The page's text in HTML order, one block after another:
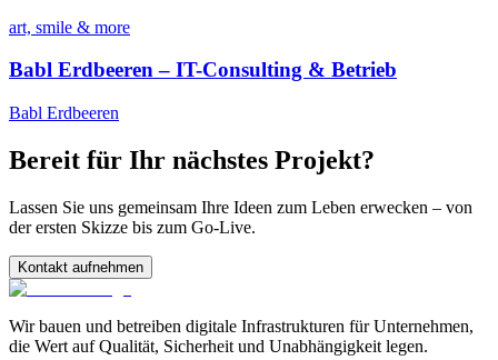
art, smile & more
Babl Erdbeeren – IT-Consulting & Betrieb
Babl Erdbeeren
Bereit für Ihr nächstes Projekt?
Lassen Sie uns gemeinsam Ihre Ideen zum Leben erwecken – von
der ersten Skizze bis zum Go-Live.
Kontakt aufnehmen
Wir bauen und betreiben digitale Infrastrukturen für Unternehmen,
die Wert auf Qualität, Sicherheit und Unabhängigkeit legen.